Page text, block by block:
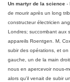
Un martyr de la science -
de mourir après un long
constructeur électricien
Londres; succombant aux
appareils Roentgen. M,
subir des opérations, et on
gauche, un de la main
nous en apercevoir nous-
alors qu'il venait de subir